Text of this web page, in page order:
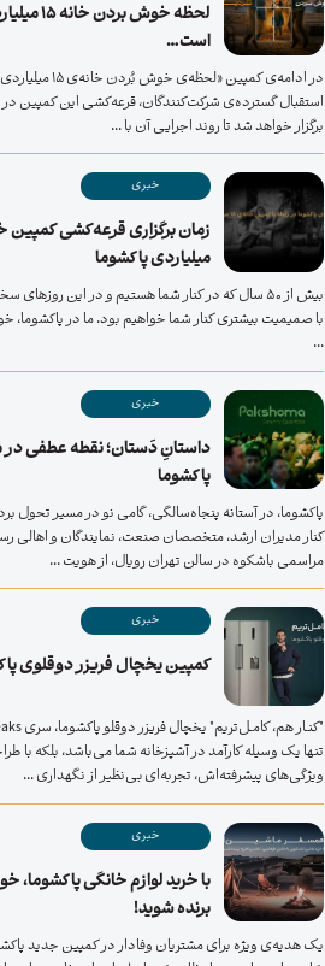
لحظه خوش
است…
در ادامه‌ی کمپین «لحظه‌ی
استقبال گسترده‌ی شرکت‌کنندگان، قرعه‌کشی این کمپین در
برگزار خواهد شد تا روند اجرایی آن با ...
خبری
میلیاردی پاکشوما
بیش از 50 سال که در کنار شما هستیم و در این روزهای
با صمیمیت بیشتری کنار شما خواهیم بود. ما در پاکشوما،
...
خبری
داستانِ دَستان؛ نقطه عطفی
پاکشوما
پاکشوما، در آستانه پنجاه‌سالگی، گامی نو در مسیر تحول
کنار مدیران ارشد، متخصصان صنعت، نمایندگان و اهالی
مراسمی باشکوه در سالن تهران رویال، از هویت ...
خبری
کمپین یخچال فریزر دوقلوی
تنها یک وسیله کارآمد در آشپزخانه شما می‌باشد، بلکه با
ویژگی‌های پیشرفته‌اش، تجربه‌ای بی‌نظیر از نگهداری ...
خبری
با خرید لوازم خانگی پاکشوما،
برنده شوید!
یک هدیه‌ی ویژه برای مشتریان وفادار در کمپین جدید